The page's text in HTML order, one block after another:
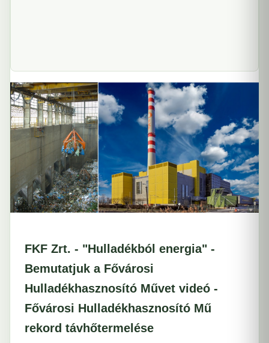
FKF Zrt. - "Hulladékból energia" -
Bemutatjuk a Fővárosi
Hulladékhasznosító Művet videó -
Fővárosi Hulladékhasznosító Mű
rekord távhőtermelése